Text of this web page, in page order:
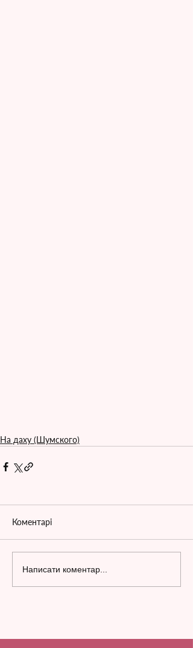
На даху (Шумского)
Коментарі
Написати коментар...